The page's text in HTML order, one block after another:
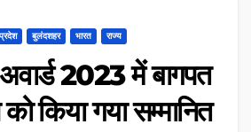
बुलंदशहर भारत राज्य
2023 में बागपत
किया गया सम्मानित